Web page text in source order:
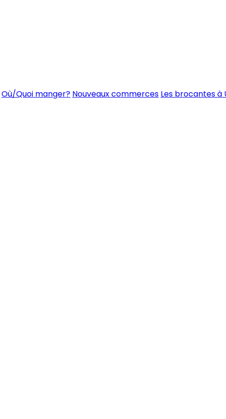
Où/Quoi manger? Nouveaux commerces Les brocantes à